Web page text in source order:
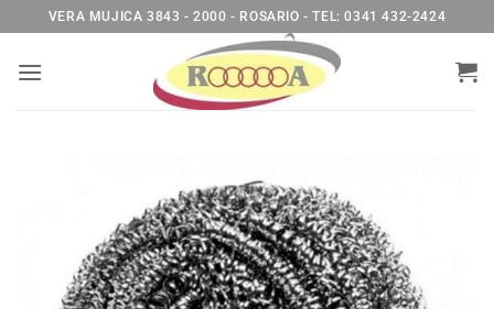
al
contenido
VERA MUJICA 3843 - 2000 - ROSARIO - TEL: 0341 432-2424